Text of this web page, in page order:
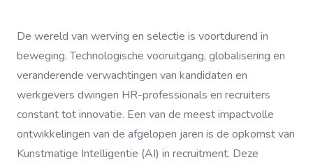
De wereld van werving en selectie is voortdurend in
beweging. Technologische vooruitgang, globalisering en
veranderende verwachtingen van kandidaten en
werkgevers dwingen HR-professionals en recruiters
constant tot innovatie. Een van de meest impactvolle
ontwikkelingen van de afgelopen jaren is de opkomst van
Kunstmatige Intelligentie (AI) in recruitment. Deze